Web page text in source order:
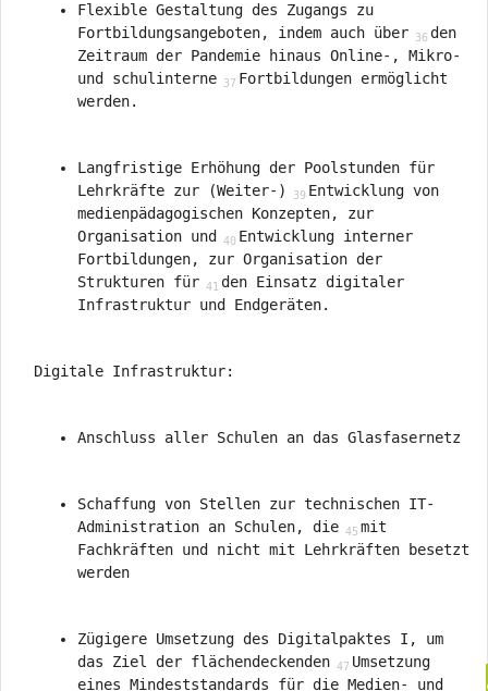
Flexible Gestaltung des Zugangs zu
Fortbildungsangeboten, indem auch über
den
Zeitraum der Pandemie hinaus Online-, Mikro-
und schulinterne
Fortbildungen ermöglicht
werden.
Langfristige Erhöhung der Poolstunden für
Lehrkräfte zur (Weiter-)
Entwicklung von
medienpädagogischen Konzepten, zur
Organisation und
Entwicklung interner
Fortbildungen, zur Organisation der
Strukturen für
den Einsatz digitaler
Infrastruktur und Endgeräten.
Digitale Infrastruktur:
Anschluss aller Schulen an das Glasfasernetz
Schaffung von Stellen zur technischen IT-
Administration an Schulen, die
mit
Fachkräften und nicht mit Lehrkräften besetzt
werden
Zügigere Umsetzung des Digitalpaktes I, um
das Ziel der flächendeckenden
Umsetzung
eines Mindeststandards für die Medien- und